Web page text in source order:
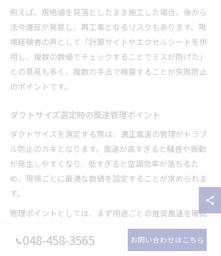
例えば、規格値を見落としたまま施工した場合、後から
法令違反が発覚し、再工事となるリスクもあります。現
場経験者の声として「計算サイトやエクセルシートを併
用し、複数の数値でチェックすることでミスが防げた」
との意見も多く、複数の手法で検算することが失敗防止
のポイントです。
ダクトサイズ選定時の風速管理ポイント
ダクトサイズを選定する際は、適正風速の管理がトラブ
ル防止のカギとなります。風速が高すぎると騒音や振動
が発生しやすくなり、低すぎると空調効率が落ちるた
め、現場ごとに最適な数値を設定することが求められま
す。
管理ポイントとしては、まず用途ごとの推奨風速を確認
し、設計値が基準内に収まっているかチェックすること
が重要です。また、ダクトのアスペクト比（縦横比）が
048-458-3565 お問い合わせはこちら